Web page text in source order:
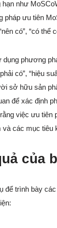
như
pháp ưu tiên
có”, “có thể
phương
có”, “hiệu
sở hữu sản
để xác định
việc ưu tiên
các mục tiêu
của
để trình bày